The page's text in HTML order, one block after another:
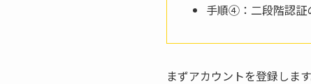
手順④：二段階認証
まずアカウントを登録します